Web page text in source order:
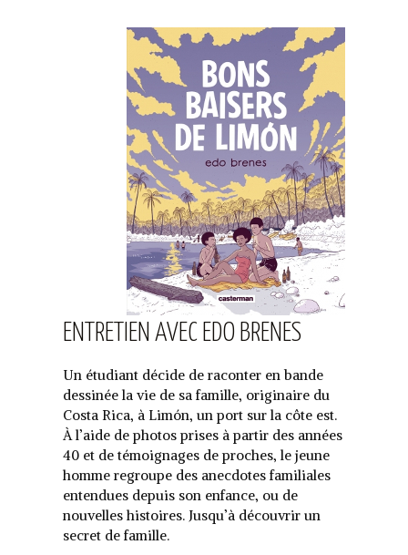
ENTRETIEN AVEC EDO BRENES
Un étudiant décide de raconter en bande
dessinée la vie de sa famille, originaire du
Costa Rica, à Limón, un port sur la côte est.
À l’aide de photos prises à partir des années
40 et de témoignages de proches, le jeune
homme regroupe des anecdotes familiales
entendues depuis son enfance, ou de
nouvelles histoires. Jusqu’à découvrir un
secret de famille.